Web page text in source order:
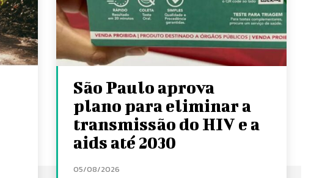
São Paulo aprova
plano para eliminar a
transmissão do HIV e a
aids até 2030
05/08/2026